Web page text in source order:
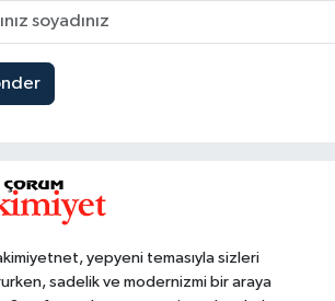
yepyeni temasıyla sizleri
sadelik ve modernizmi bir araya